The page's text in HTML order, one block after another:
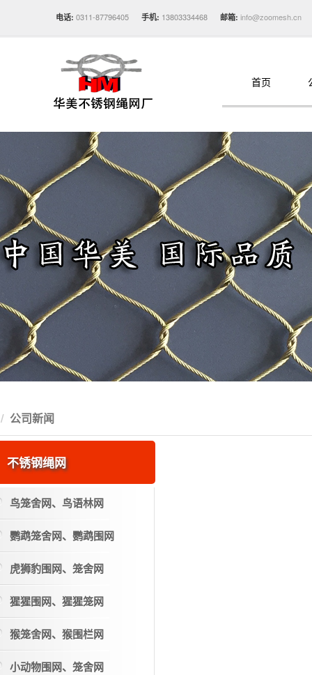
电话: 0311-87796405 手机: 13803334468 邮箱: info@zoomesh.cn
首页
公司新闻
不锈钢绳网
鸟笼舍网、鸟语林网
鹦鹉笼舍网、鹦鹉围网
虎狮豹围网、笼舍网
猩猩围网、猩猩笼网
猴笼舍网、猴围栏网
小动物围网、笼舍网